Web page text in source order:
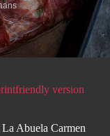
version
Abuela Carmen